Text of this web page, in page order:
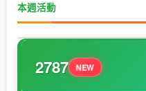
本週活動
2787 NEW